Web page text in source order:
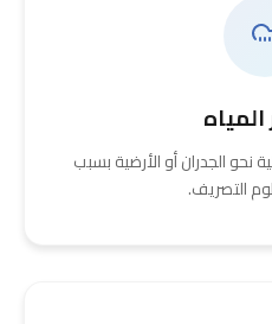
نحو الجدران أو الأرضية بسبب
التصريف.